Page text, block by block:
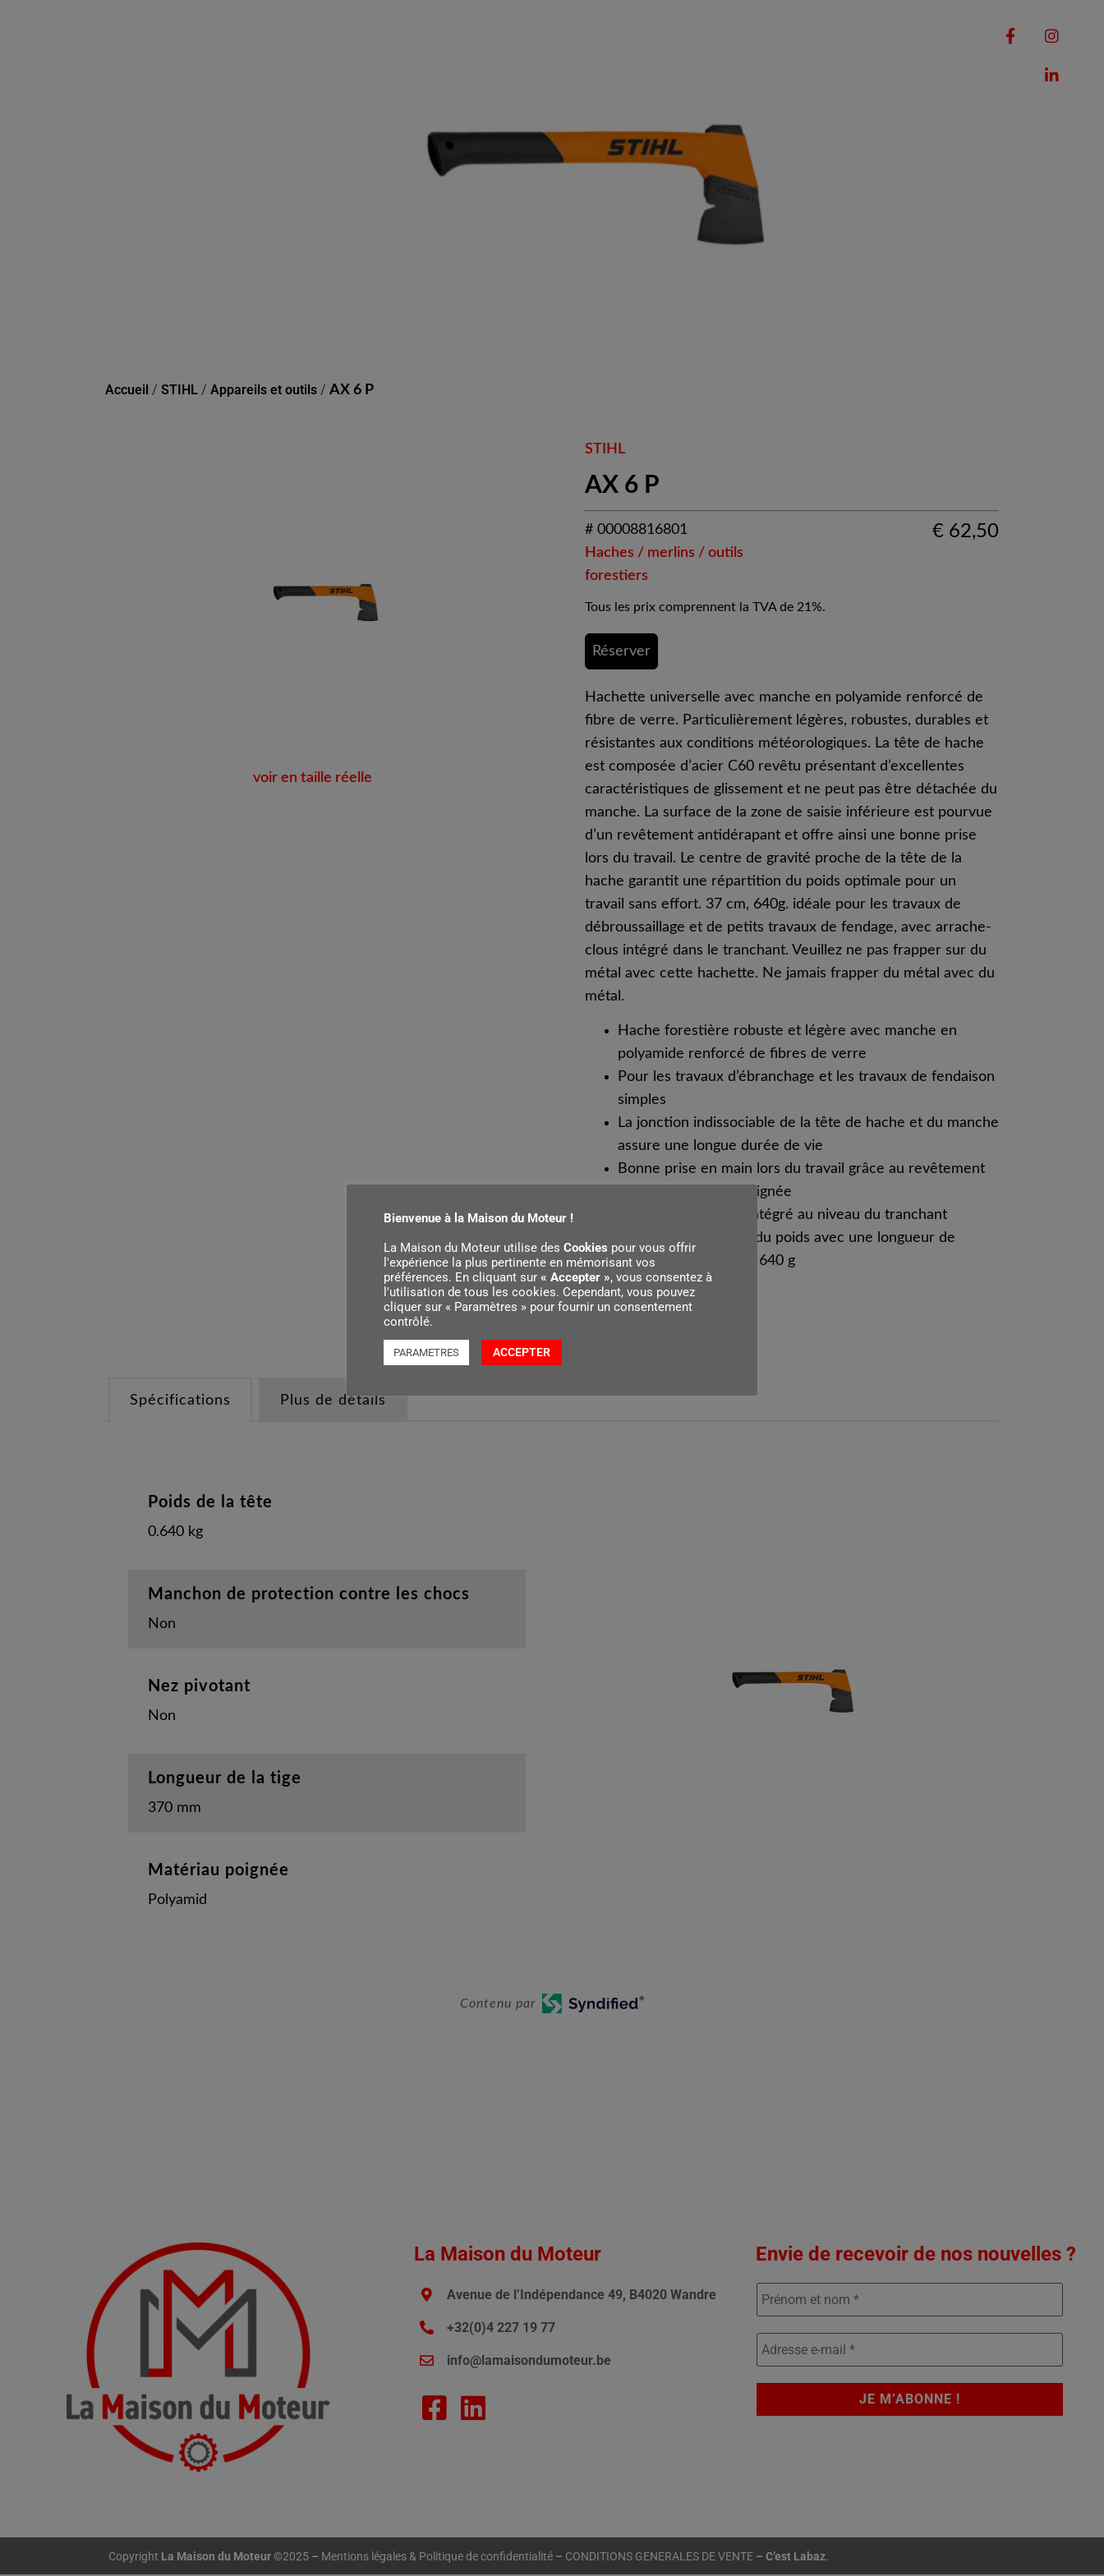
Accueil / STIHL / Appareils et outils / AX 6 P
voir en taille réelle
STIHL
AX 6 P
# 00008816801
Haches / merlins / outils
forestiers
€ 62,50
Tous les prix comprennent la TVA de 21%.
Réserver
Hachette universelle avec manche en polyamide renforcé de
fibre de verre. Particulièrement légères, robustes, durables et
résistantes aux conditions météorologiques. La tête de hache
est composée d’acier C60 revêtu présentant d’excellentes
caractéristiques de glissement et ne peut pas être détachée du
manche. La surface de la zone de saisie inférieure est pourvue
d’un revêtement antidérapant et offre ainsi une bonne prise
lors du travail. Le centre de gravité proche de la tête de la
hache garantit une répartition du poids optimale pour un
travail sans effort. 37 cm, 640g. idéale pour les travaux de
débroussaillage et de petits travaux de fendage, avec arrache-
clous intégré dans le tranchant. Veuillez ne pas frapper sur du
métal avec cette hachette. Ne jamais frapper du métal avec du
métal.
Hache forestière robuste et légère avec manche en
polyamide renforcé de fibres de verre
Pour les travaux d’ébranchage et les travaux de fendaison
simples
La jonction indissociable de la tête de hache et du manche
assure une longue durée de vie
Bonne prise en main lors du travail grâce au revêtement
antidérapant de la poignée
Avec arrache-clous intégré au niveau du tranchant
Répartition optimale du poids avec une longueur de
37 cm et un poids de 640 g
Spécifications Plus de détails
Poids de la tête
0.640 kg
Manchon de protection contre les chocs
Non
Nez pivotant
Non
Longueur de la tige
370 mm
Matériau poignée
Polyamid
Contenu par
La Maison du Moteur
Avenue de l’Indépendance 49, B4020 Wandre
+32(0)4 227 19 77
info@lamaisondumoteur.be
Envie de recevoir de nos nouvelles ?
Copyright La Maison du Moteur©2025 – Mentions légales & Politique de confidentialité – CONDITIONS GENERALES DE VENTE– C’est Labaz.
Bienvenue à la Maison du Moteur !
La Maison du Moteur utilise des Cookies pour vous offrir
l'expérience la plus pertinente en mémorisant vos
préférences. En cliquant sur « Accepter », vous consentez à
l'utilisation de tous les cookies. Cependant, vous pouvez
cliquer sur « Paramètres » pour fournir un consentement
contrôlé.
PARAMETRES ACCEPTER